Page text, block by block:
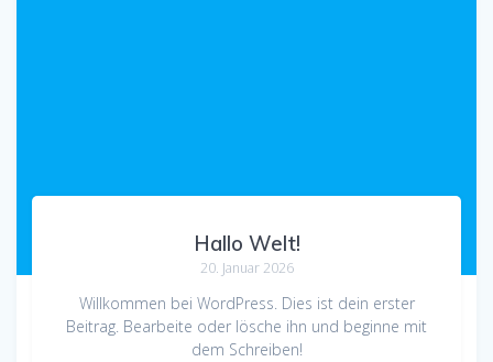
Hallo Welt!
20. Januar 2026
Willkommen bei WordPress. Dies ist dein erster
Beitrag. Bearbeite oder lösche ihn und beginne mit
dem Schreiben!